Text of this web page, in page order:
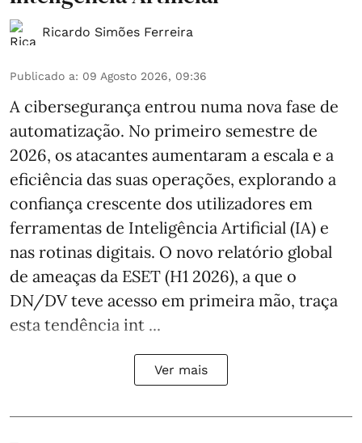
Ricardo Simões Ferreira
Publicado a: 09 Agosto 2026, 09:36
A cibersegurança entrou numa nova fase de
automatização. No primeiro semestre de
2026, os atacantes aumentaram a escala e a
eficiência das suas operações, explorando a
confiança crescente dos utilizadores em
ferramentas de Inteligência Artificial (IA) e
nas rotinas digitais. O novo relatório global
de ameaças da ESET (H1 2026), a que o
DN/DV teve acesso em primeira mão, traça
esta tendência int ...
Ver mais